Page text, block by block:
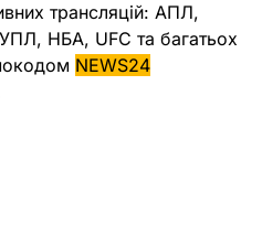
трансляцій: АПЛ,
НБА, UFC та багатьох
NEWS24